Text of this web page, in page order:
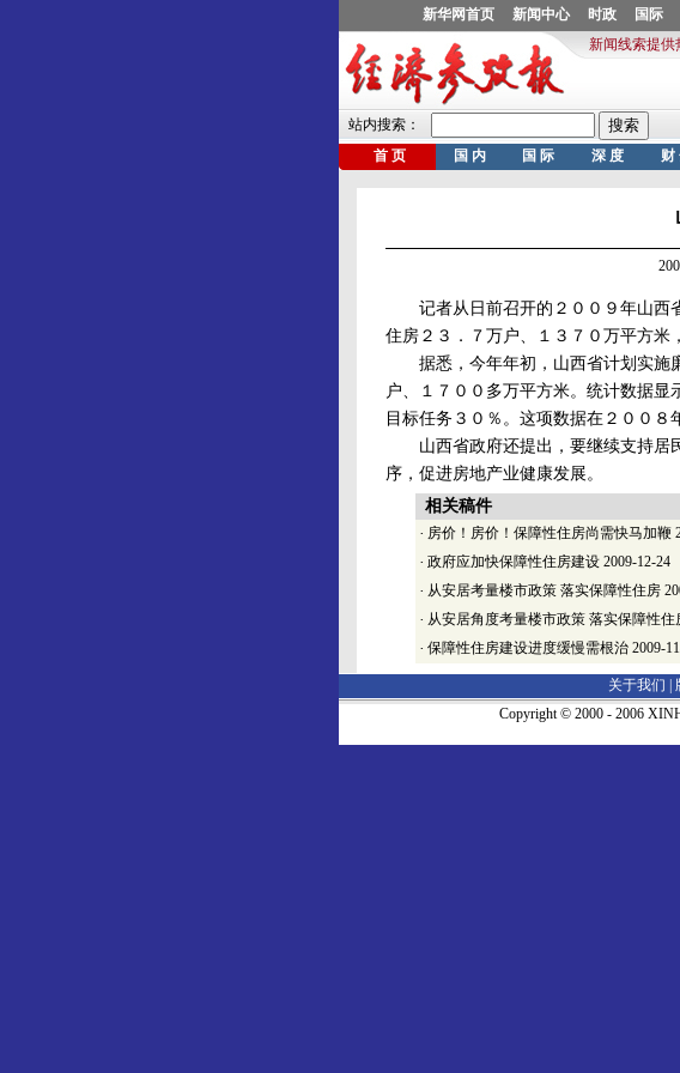
记者从日前召开的２００９年山西省
住房２３．７万户、１３７０万平方米
据悉，今年年初，山西省计划实施
户、１７００多万平方米。统计数据
目标任务３０％。这项数据在２００８
山西省政府还提出，要继续支持居
序，促进房地产业健康发展。
相关稿件
· 房价！房价！保障性住房尚需快马加鞭
· 政府应加快保障性住房建设 2009-12-24
· 从安居考量楼市政策 落实保障性住房
· 从安居角度考量楼市政策 落实保障性住
· 保障性住房建设进度缓慢需根治 2009-
关于我们 |
Copyright © 2000 - 2006